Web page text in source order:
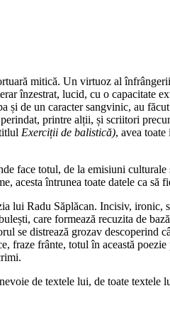
mitică. Un virtuoz al
înzestrat, lucid, cu o capacitate
și de un caracter sangvinic, au
printre alții, și scriitori
Exerciții de balistică), avea toate
face totul, de la emisiuni
acesta întrunea toate datele ca
lui Radu Săplăcan. Incisiv, ironic,
care formează recuzita de
se distrează grozav descoperind
fraze frânte, totul în această
de textele lui, de toate textele